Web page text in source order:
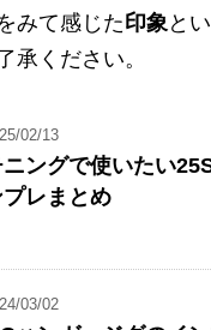
みて感じた印象 と
承ください。
02/13
ニングで使いたい
プレまとめ
03/02